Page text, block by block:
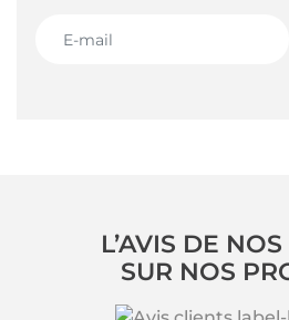
L’AVIS DE
SUR NOS